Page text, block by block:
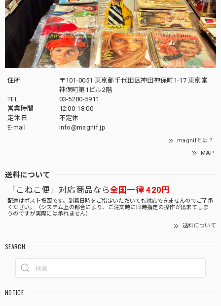
住所
〒101-0051 東京都千代田区神田神保町1-17 東京堂
神保町第1ビル2階
TEL
03-5280-5911
営業時間
12:00-18:00
定休日
不定休
E-mail
info@magnif.jp
magnifとは？
MAP
送料について
「こねこ便」対応商品なら全国一律 420円
配達はポスト投函です。到着日時をご指定いただいても対応できませんのでご了承
ください。（システム上の都合により、ご注文時に日時指定の操作が出来てしま
うのですが実際には承れません）
送料について
SEARCH
NOTICE